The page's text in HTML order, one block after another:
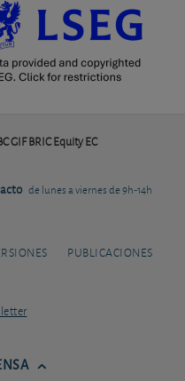
GIF BRIC Equity EC
de lunes a viernes de 9h-14h
PUBLICACIONES